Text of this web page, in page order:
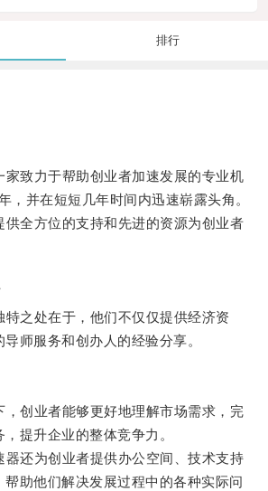
排行
致力于帮助创业者加速发展的专业机
，并在短短几年时间内迅速崭露头角。
全方位的支持和先进的资源为创业者
之处在于，他们不仅仅提供经济资
师服务和创办人的经验分享。
创业者能够更好地理解市场需求，完
提升企业的整体竞争力。
还为创业者提供办公空间、技术支持
助他们解决发展过程中的各种实际问